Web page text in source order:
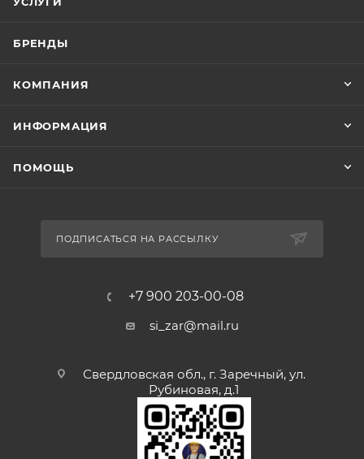
БРЕНДЫ
КОМПАНИЯ
ИНФОРМАЦИЯ
ПОМОЩЬ
ПОДПИСАТЬСЯ НА РАССЫЛКУ
+7 900 203-00-08
si_zar@mail.ru
Свердловская обл., г. Заречный, ул.
Рубиновая, д.1